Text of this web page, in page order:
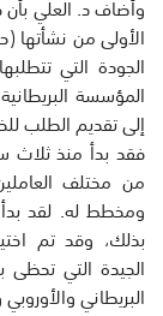
وأضاف د. العلي بأن
المؤسسة
إلى تقديم الطلب
فقد بدأ منذ ثلاث
من مختلف
ومخطط له. لقد
الجيدة التي تحظى
البريطاني